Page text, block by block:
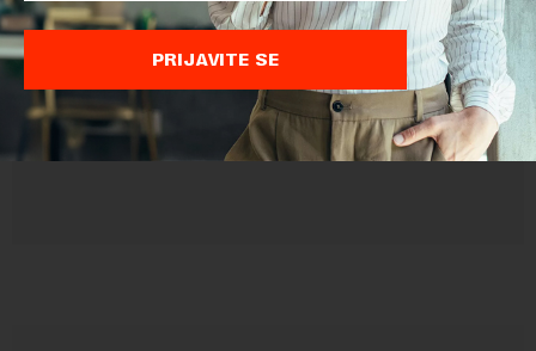
Sajt je zaštićen pomocu reCaptcha i Google.Google Politika
su primenjeni.
PRIJAVITE SE